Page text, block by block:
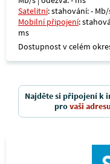
Satelitní: stahování: -
Mobilní připojení:
ms
Dostupnost v celém
Najděte si připojení k
provaši adresu